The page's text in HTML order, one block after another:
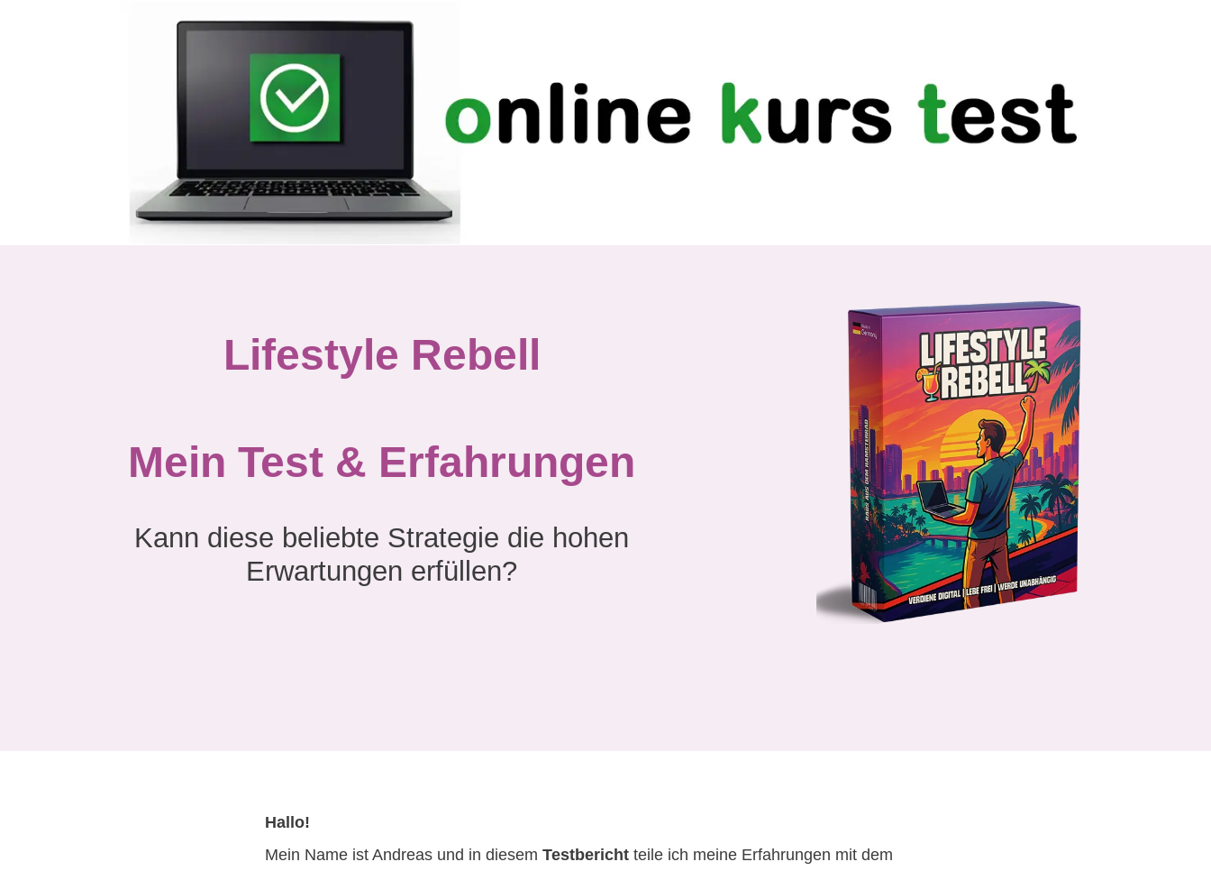
Lifestyle Rebell
Mein Test & Erfahrungen
Kann diese beliebte Strategie die hohen
Erwartungen erfüllen?
Hallo!
Mein Name ist Andreas und in diesem Testbericht teile ich meine Erfahrungen mit dem